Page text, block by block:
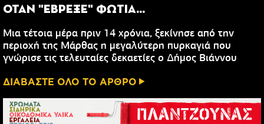
ΟΤΑΝ "ΕΒΡΕΞΕ" ΦΩΤΙΑ...
Μια τέτοια μέρα πριν 14 χρόνια, ξεκίνησε από την
περιοχή της Μάρθας η μεγαλύτερη πυρκαγιά που
γνώρισε τις τελευταίες δεκαετίες ο Δήμος Βιάννου
ΔΙΑΒΑΣΤΕ ΟΛΟ ΤΟ ΑΡΘΡΟ